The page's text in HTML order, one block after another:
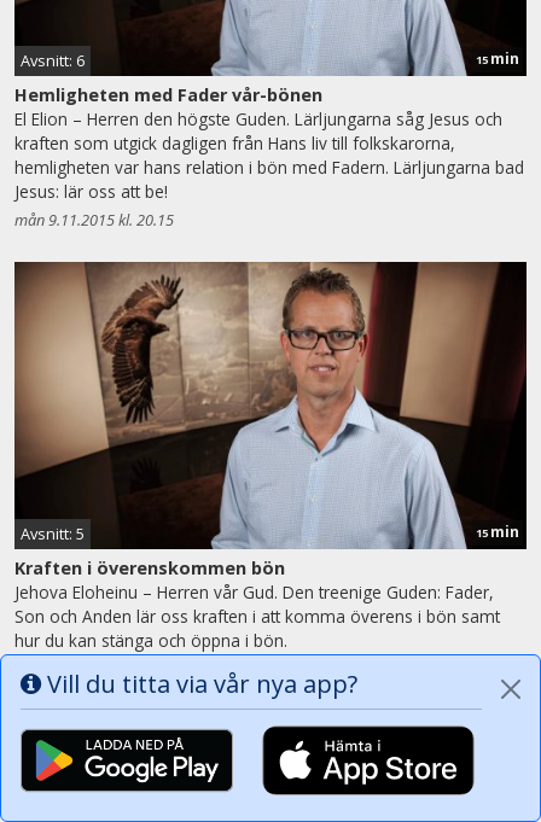
Avsnitt: 6 15 min
Hemligheten med Fader vår-bönen
El Elion – Herren den högste Guden. Lärljungarna såg Jesus och
kraften som utgick dagligen från Hans liv till folkskarorna,
hemligheten var hans relation i bön med Fadern. Lärljungarna bad
Jesus: lär oss att be!
mån 9.11.2015 kl. 20.15
Avsnitt: 5 15 min
Kraften i överenskommen bön
Jehova Eloheinu – Herren vår Gud. Den treenige Guden: Fader,
Son och Anden lär oss kraften i att komma överens i bön samt
hur du kan stänga och öppna i bön.
mån 2.11.2015 kl. 20.15
Vill du titta via vår nya app?